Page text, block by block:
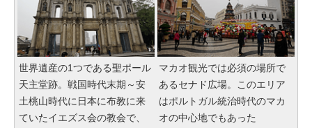
世界遺産の1つである聖ポール
天主堂跡。戦国時代末期～安
土桃山時代に日本に布教に来
ていたイエズス会の教会で、
マカオ観光では必須の場所で
あるセナド広場。このエリア
はポルトガル統治時代のマカ
オの中心地でもあった